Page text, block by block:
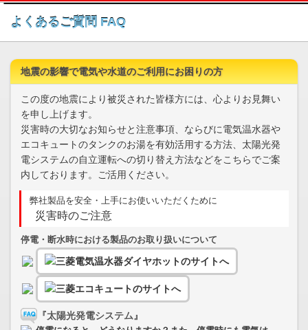
このページの本文へ
よくあるご質問 FAQ
地震の影響で電気や水道のご利用にお困りの方
この度の地震により被災された皆様方には、心よりお見舞い
を申し上げます。
災害時の大切なお知らせと注意事項、ならびに電気温水器や
エコキュートのタンクのお湯を有効活用する方法、太陽光発
電システムの自立運転への切り替え方法などをこちらでご案
内しております。ご活用ください。
弊社製品を安全・上手にお使いいただくために
災害時のご注意
停電・断水時における製品のお取り扱いについて
『太陽光発電システム』